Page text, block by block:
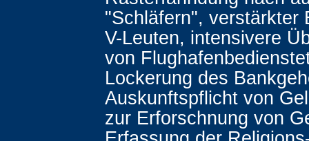
"Schläfern", verstärkter
V-Leuten, intensivere
von
Lockerung des
Auskunftspflicht von
zur Erforschnung von